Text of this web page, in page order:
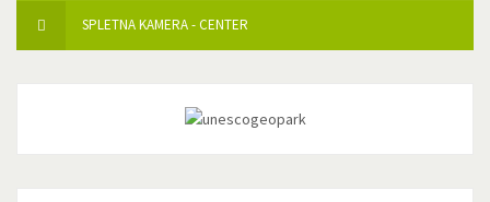
SPLETNA KAMERA - CENTER